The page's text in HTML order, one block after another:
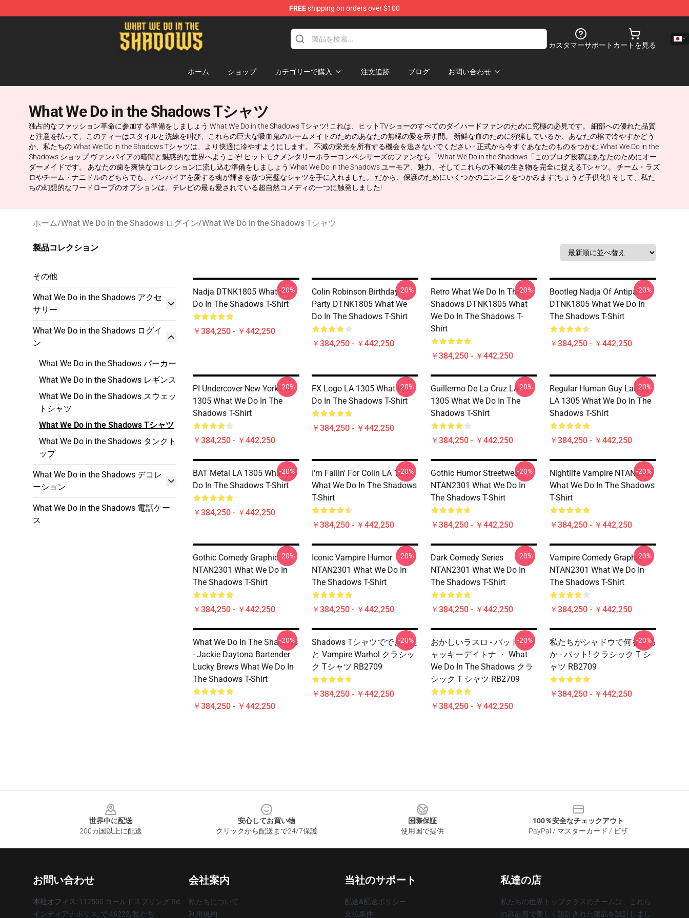
FREEshipping on orders over $100
What We Do in the Shadows Shop - Official What We Do in the Shadows Merchandise Store
カスタマーサポート カートを見る
ホーム ショップ カテゴリーで購入 注文追跡 ブログ お問い合わせ
What We Do in the Shadows Tシャツ
独占的なファッション革命に参加する準備をしましょう What We Do in the Shadows Tシャツ! これは、ヒットTVショーのすべてのダイハードファンのために究極の必見です。 細部への優れた品質
と注意を払って、このティーはスタイルと洗練を叫び、これらの巨大な吸血鬼のルームメイトのためのあなたの無縁の愛を示す間。 新鮮な血のために狩猟しているか、あなたの棺で冷やすかどう
か、私たちの What We Do in the Shadows Tシャツは、より快適に冷やすようにします。 不滅の栄光を所有する機会を逃さないでください - 正式から今すぐあなたのものをつかむ What We Do in the
Shadows ショップ ヴァンパイアの暗闇と魅惑的な世界へようこそ! ヒットモクメンタリーホラーコンペシリーズのファンなら「What We Do in the Shadows「このブログ投稿はあなたのためにオー
ダーメイドです。 あなたの歯を爽快なコレクションに流し込む準備をしましょう What We Do in the Shadows ユーモア、魅力、そしてこれらの不滅の生き物を完全に捉えるTシャツ。 チーム・ラズ
ロやチーム・ナニドルのどちらでも、バンパイアを愛する魂が輝きを放つ完璧なシャツを手に入れました。 だから、保護のためにいくつかのニンニクをつかみます(ちょうど子供化!) そして、私た
ちの幻想的なワードローブのオプションは、テレビの最も愛されている超自然コメディの一つに触発しました!
ホーム/What We Do in the Shadows ログイン/What We Do in the Shadows Tシャツ
製品コレクション
その他
What We Do in the Shadows アクセ
サリー
What We Do in the Shadows ログイ
ン
What We Do in the Shadows パーカー
What We Do in the Shadows レギンス
What We Do in the Shadows スウェッ
トシャツ
What We Do in the Shadows Tシャツ
What We Do in the Shadows タンクト
ップ
What We Do in the Shadows デコレ
ーション
What We Do in the Shadows 電話ケー
ス
Nadja DTNK1805 What We
Do In The Shadows T-Shirt
￥384,250 - ￥442,250
-20%
Colin Robinson Birthday
Party DTNK1805 What We
Do In The Shadows T-Shirt
￥384,250 - ￥442,250
-20%
Retro What We Do In The
Shadows DTNK1805 What
We Do In The Shadows T-
Shirt
￥384,250 - ￥442,250
-20%
Bootleg Nadja Of Antipaxos
DTNK1805 What We Do In
The Shadows T-Shirt
￥384,250 - ￥442,250
-20%
PI Undercover New York LA
1305 What We Do In The
Shadows T-Shirt
￥384,250 - ￥442,250
-20%
FX Logo LA 1305 What We
Do In The Shadows T-Shirt
￥384,250 - ￥442,250
-20%
Guillermo De La Cruz LA
1305 What We Do In The
Shadows T-Shirt
￥384,250 - ￥442,250
-20%
Regular Human Guy Laszlo
LA 1305 What We Do In The
Shadows T-Shirt
￥384,250 - ￥442,250
-20%
BAT Metal LA 1305 What We
Do In The Shadows T-Shirt
￥384,250 - ￥442,250
-20%
I'm Fallin' For Colin LA 1305
What We Do In The Shadows
T-Shirt
￥384,250 - ￥442,250
-20%
Gothic Humor Streetwear
NTAN2301 What We Do In
The Shadows T-Shirt
￥384,250 - ￥442,250
-20%
Nightlife Vampire NTAN2301
What We Do In The Shadows
T-Shirt
￥384,250 - ￥442,250
-20%
Gothic Comedy Graphic
NTAN2301 What We Do In
The Shadows T-Shirt
￥384,250 - ￥442,250
-20%
Iconic Vampire Humor
NTAN2301 What We Do In
The Shadows T-Shirt
￥384,250 - ￥442,250
-20%
Dark Comedy Series
NTAN2301 What We Do In
The Shadows T-Shirt
￥384,250 - ￥442,250
-20%
Vampire Comedy Graphic
NTAN2301 What We Do In
The Shadows T-Shirt
￥384,250 - ￥442,250
-20%
What We Do In The Shadows
- Jackie Daytona Bartender
Lucky Brews What We Do In
The Shadows T-Shirt
￥384,250 - ￥442,250
-20%
Shadows Tシャツでできるこ
と Vampire Warhol クラシッ
ク Tシャツ RB2709
￥384,250 - ￥442,250
-20%
おかしいラスロ - バット! - ジ
ャッキーデイトナ ・ What
We Do In The Shadows クラ
シック T シャツ RB2709
￥384,250 - ￥442,250
-20%
私たちがシャドウで何をする
か - バット! クラシック T シ
ャツ RB2709
￥384,250 - ￥442,250
-20%
世界中に配送
200カ国以上に配送
安心してお買い物
クリックから配送まで24/7保護
国際保証
使用国で提供
100％安全なチェックアウト
PayPal / マスターカード / ビザ
お問い合わせ
本社オフィス: 112500 コールドスプリング Rd.
インディアナポリス, で 46222, 私たち
会社案内
私たちについて
利用規約
当社のサポート
配送&配送ポリシー
支払条件
私達の店
私たちの世界トップクラスのチームは、これら
の高品質で美しく設計された製品を設計しまし